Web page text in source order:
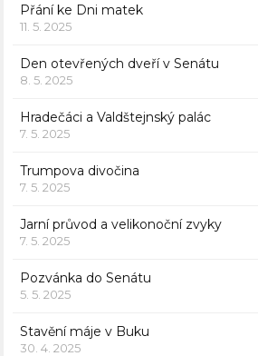
Přání ke Dni matek
11. 5. 2025
Den otevřených dveří v Senátu
8. 5. 2025
Hradečáci a Valdštejnský palác
7. 5. 2025
Trumpova divočina
7. 5. 2025
Jarní průvod a velikonoční zvyky
7. 5. 2025
Pozvánka do Senátu
5. 5. 2025
Stavění máje v Buku
30. 4. 2025